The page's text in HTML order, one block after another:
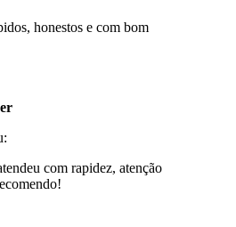
honestos e com bom
com rapidez, atenção